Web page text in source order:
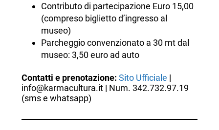
Contributo di partecipazione Euro 15,00
(compreso biglietto d’ingresso al
museo)
Parcheggio convenzionato a 30 mt dal
museo: 3,50 euro ad auto
Contatti e prenotazione: Sito Ufficiale |
info@karmacultura.it | Num. 342.732.97.19
(sms e whatsapp)